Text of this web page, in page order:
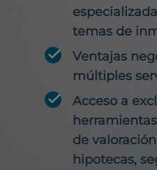
temas de
Ventajas
múltiples
Acceso a
de
hipotecas,